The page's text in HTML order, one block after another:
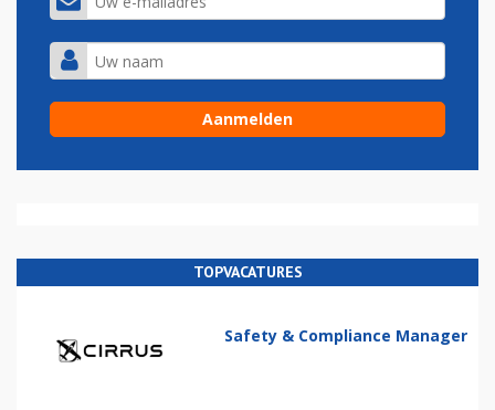
TOPVACATURES
Safety & Compliance Manager